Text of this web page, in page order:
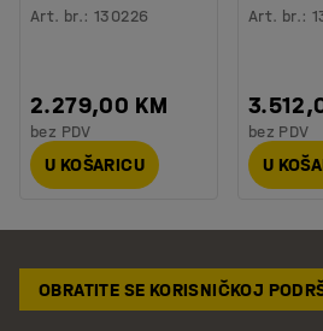
Art. br.:130226
2.279,00 KM
bez PDV
U KOŠARICU
Art. br.:
bez PDV
U
OBRATITE SE KORISNIČKOJ